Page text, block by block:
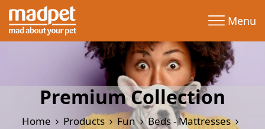
Menu
Premium Collection
Home Products Fun
Beds - Mattresses